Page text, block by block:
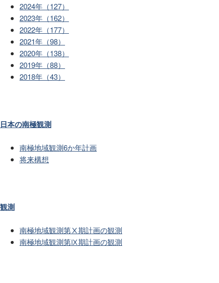
2024年（127）
2023年（162）
2022年（177）
2021年（98）
2020年（138）
2019年（88）
2018年（43）
日本の南極観測
南極地域観測6か年計画
将来構想
観測
南極地域観測第Ⅹ期計画の観測
南極地域観測第Ⅸ期計画の観測